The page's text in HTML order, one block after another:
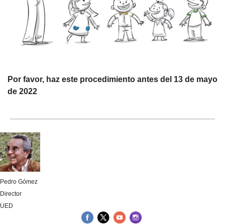
Por favor, haz este procedimiento antes del 13 de mayo
de 2022
Pedro Gómez
Director
UED